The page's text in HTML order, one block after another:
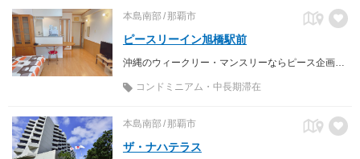
本島南部 那覇市
ピースリーイン旭橋駅前
沖縄のウィークリー・マンスリーならピース企画へお任せを！ 設備付きでバック1つで即入居可能！
コンドミニアム・中長期滞在
本島南部 那覇市
ザ・ナハテラス